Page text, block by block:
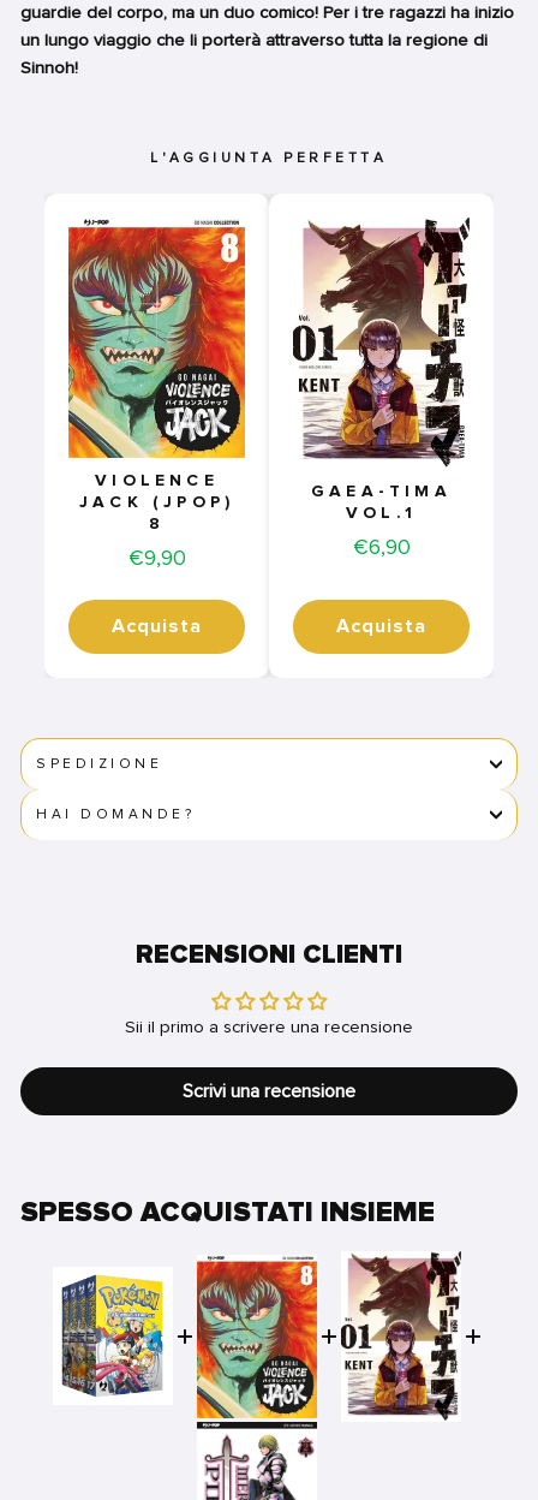
guardie del corpo, ma un duo comico! Per i tre ragazzi ha inizio
un lungo viaggio che li porterà attraverso tutta la regione di
Sinnoh!
L'AGGIUNTA PERFETTA
VIOLENCE
JACK (JPOP)
8
Price
€9,90
Acquista
GAEA-TIMA
VOL.1
Price
€6,90
Acquista
SPEDIZIONE
HAI DOMANDE?
RECENSIONI CLIENTI
Sii il primo a scrivere una recensione
Scrivi una recensione
SPESSO ACQUISTATI INSIEME